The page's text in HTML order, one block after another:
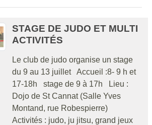
STAGE DE JUDO ET MULTI
ACTIVITÉS
Le club de judo organise un stage
du 9 au 13 juillet Accueil :8- 9 h et
17-18h stage de 9 à 17h Lieu :
Dojo de St Cannat (Salle Yves
Montand, rue Robespierre)
Activités : judo, ju jitsu, grand jeux